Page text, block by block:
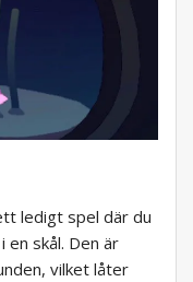
ledigt spel där du
en skål. Den är
vilket låter